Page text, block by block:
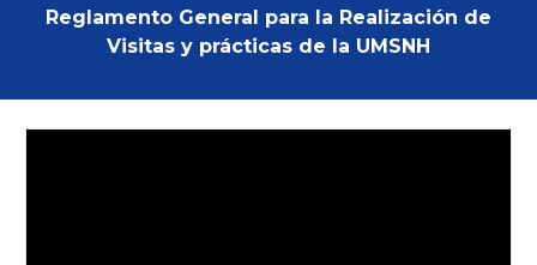
Reglamento General para la Realización de
Visitas y prácticas de la UMSNH